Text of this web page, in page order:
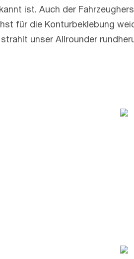
ist. Auch der
für die Konturbeklebung
unser Allrounder